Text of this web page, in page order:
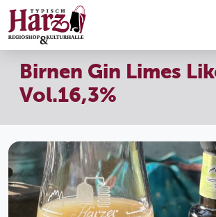
Birnen Gin Limes
Vol.16,3%